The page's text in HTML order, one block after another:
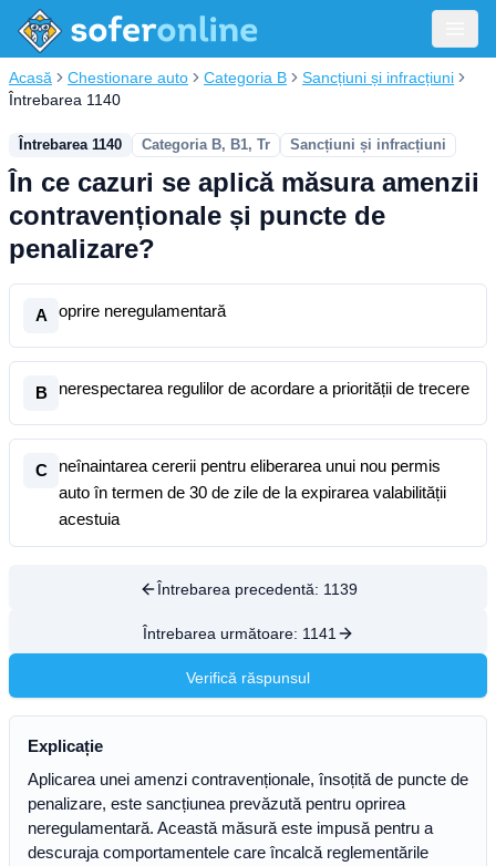
Acasă Chestionare auto Categoria B
Sancțiuni și infracțiuni
Întrebarea 1140
Întrebarea 1140 Categoria B, B1, Tr Sancțiuni și infracțiuni
În ce cazuri se aplică măsura amenzii
contravenționale și puncte de
penalizare?
A oprire neregulamentară
B nerespectarea regulilor de acordare a priorității de trecere
C
neînaintarea cererii pentru eliberarea unui nou permis
auto în termen de 30 de zile de la expirarea valabilității
acestuia
Întrebarea precedentă: 1139
Întrebarea următoare: 1141
Verifică răspunsul
Explicație
Aplicarea unei amenzi contravenționale, însoțită de puncte de
penalizare, este sancțiunea prevăzută pentru oprirea
neregulamentară. Această măsură este impusă pentru a
descuraja comportamentele care încalcă reglementările